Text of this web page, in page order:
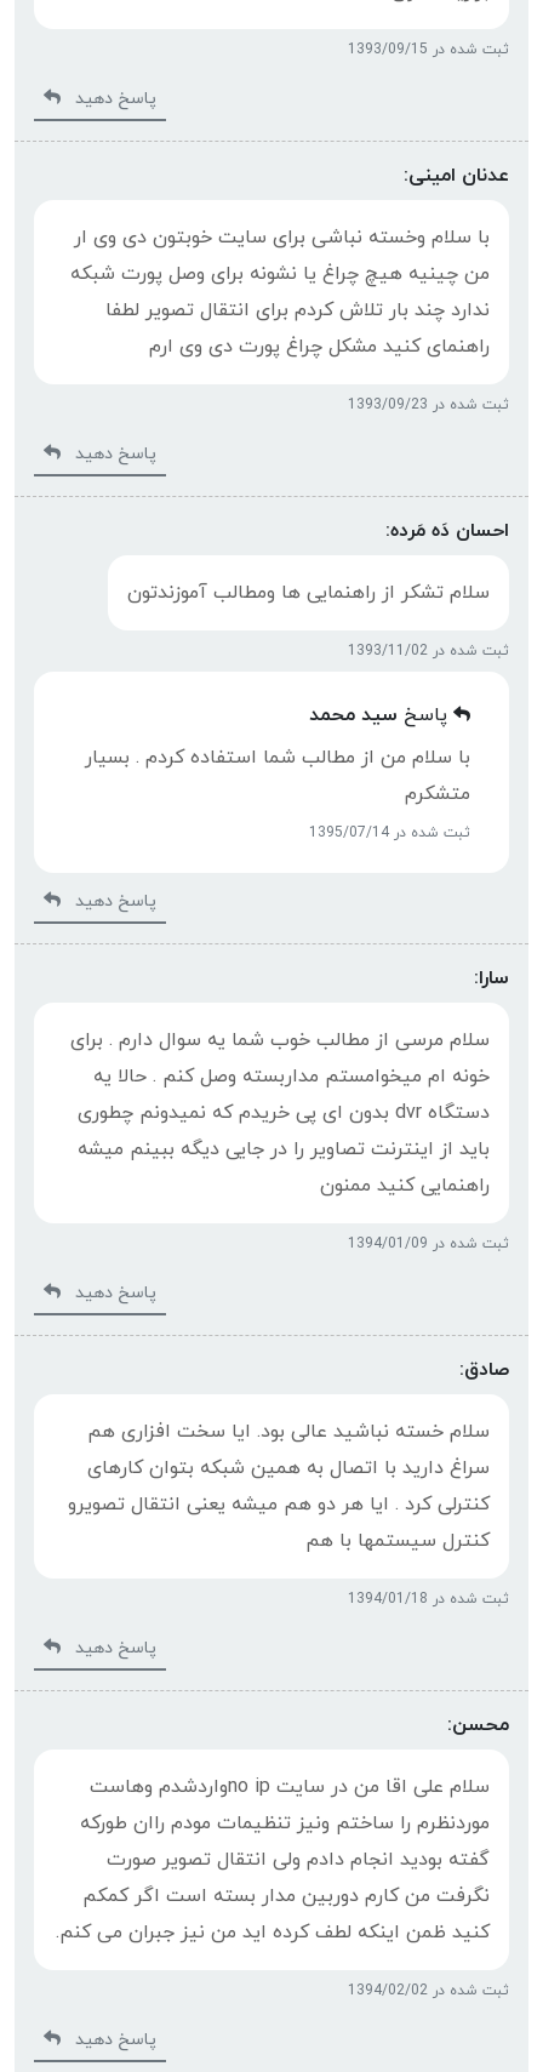
ثبت شده در 1393/09/15
پاسخ دهید
عدنان امینی:
با سلام وخسته نباشی برای سایت خوبتون دی وی ار
من چینیه هیچ چراغ یا نشونه برای وصل پورت شبکه
ندارد چند بار تلاش کردم برای انتقال تصویر لطفا
راهنمای کنید مشکل چراغ پورت دی وی ارم
ثبت شده در 1393/09/23
پاسخ دهید
احسان دَه مَرده:
سلام تشکر از راهنمایی ها ومطالب آموزندتون
ثبت شده در 1393/11/02
پاسخ سید محمد
با سلام من از مطالب شما استفاده کردم . بسیار
متشکرم
ثبت شده در 1395/07/14
پاسخ دهید
سارا:
سلام مرسی از مطالب خوب شما یه سوال دارم . برای
خونه ام میخوامستم مداربسته وصل کنم . حالا یه
دستگاه dvr بدون ای پی خریدم که نمیدونم چطوری
باید از اینترنت تصاویر را در جایی دیگه ببینم میشه
راهنمایی کنید ممنون
ثبت شده در 1394/01/09
پاسخ دهید
صادق:
سلام خسته نباشید عالی بود. ایا سخت افزاری هم
سراغ دارید با اتصال به همین شبکه بتوان کارهای
کنترلی کرد . ایا هر دو هم میشه یعنی انتقال تصویرو
کنترل سیستمها با هم
ثبت شده در 1394/01/18
پاسخ دهید
محسن:
سلام علی اقا من در سایت no ipواردشدم وهاست
موردنظرم را ساختم ونیز تنظیمات مودم راان طورکه
گفته بودید انجام دادم ولی انتقال تصویر صورت
نگرفت من کارم دوربین مدار بسته است اگر کمکم
کنید ظمن اینکه لطف کرده اید من نیز جبران می کنم.
ثبت شده در 1394/02/02
پاسخ دهید